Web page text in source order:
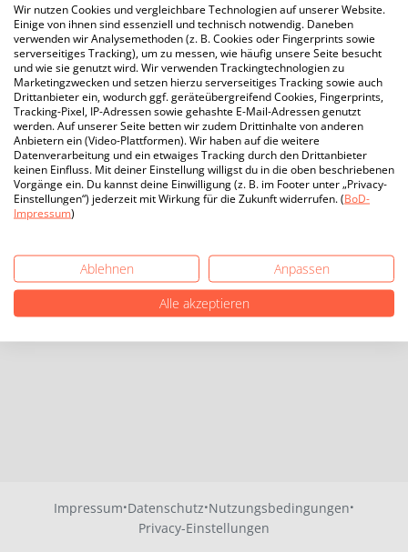
Impressum·Datenschutz·Nutzungsbedingungen·
Privacy-Einstellungen
Wir nutzen Cookies und vergleichbare Technologien auf unserer Website.
Einige von ihnen sind essenziell und technisch notwendig. Daneben
verwenden wir Analysemethoden (z. B. Cookies oder Fingerprints sowie
serverseitiges Tracking), um zu messen, wie häufig unsere Seite besucht
und wie sie genutzt wird. Wir verwenden Trackingtechnologien zu
Marketingzwecken und setzen hierzu serverseitiges Tracking sowie auch
Drittanbieter ein, wodurch ggf. geräteübergreifend Cookies, Fingerprints,
Tracking-Pixel, IP-Adressen sowie gehashte E-Mail-Adressen genutzt
werden. Auf unserer Seite betten wir zudem Drittinhalte von anderen
Anbietern ein (Video-Plattformen). Wir haben auf die weitere
Datenverarbeitung und ein etwaiges Tracking durch den Drittanbieter
keinen Einfluss. Mit deiner Einstellung willigst du in die oben beschriebenen
Vorgänge ein. Du kannst deine Einwilligung (z. B. im Footer unter „Privacy-
Einstellungen“) jederzeit mit Wirkung für die Zukunft widerrufen. (BoD-
Impressum)
Ablehnen
Anpassen
Alle akzeptieren